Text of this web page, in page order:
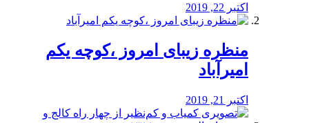
اکتبر 22, 2019
منظره‌‌ زیبای امروز ،کوچه یکم
امیرآباد
اکتبر 21, 2019